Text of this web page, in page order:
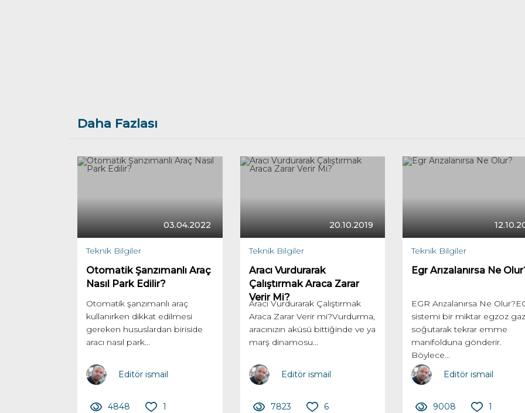
Daha Fazlası
03.04.2022
Teknik Bilgiler
Otomatik Şanzımanlı Araç
Nasıl Park Edilir?
Otomatik şanzımanlı araç
kullanırken dikkat edilmesi
gereken hususlardan biriside
aracı nasıl park...
Editör ismail
4848 1
20.10.2019
Teknik Bilgiler
Aracı Vurdurarak
Çalıştırmak Araca Zarar
Verir Mi?
Aracı Vurdurarak Çalıştırmak
Araca Zarar Verir mi?Vurdurma,
aracınızın aküsü bittiğinde ve ya
marş dinamosu...
Editör ismail
7823 6
Teknik Bilgiler
Egr Arızalanırsa Ne
EGR Arızalanırsa Ne
sistemi bir miktar egzoz
soğutarak tekrar emme
manifolduna gönderir.
Böylece...
Editör ismail
9008 1